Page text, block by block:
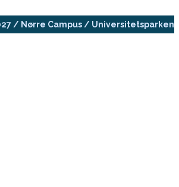
/ Nørre Campus / Universitetsparken